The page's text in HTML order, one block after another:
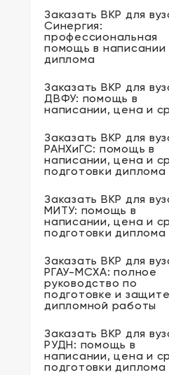
Заказать ВКР для
Синергия:
профессиональная
помощь в написании
диплома
Заказать ВКР для
ДВФУ: помощь в
написании, цена и
Заказать ВКР для
РАНХиГС: помощь в
написании, цена и
подготовки диплома
Заказать ВКР для
МИТУ: помощь в
написании, цена и
подготовки диплома
Заказать ВКР для
РГАУ-МСХА: полное
руководство по
подготовке и защите
дипломной работы
Заказать ВКР для
РУДН: помощь в
написании, цена и
подготовки диплома